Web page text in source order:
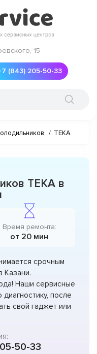
15
(843) 205-50-33
/ TEKA
TEKA в
Время ремонта:
от 20 мин
срочным
Казани.
Наши сервисные
после
свой гаджет или
50-33